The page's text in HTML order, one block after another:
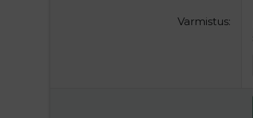
Varmistus